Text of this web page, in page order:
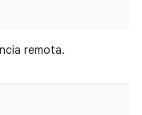
remota.